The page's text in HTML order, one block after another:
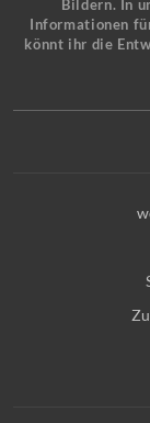
Bildern. In
Informationen
könnt ihr die